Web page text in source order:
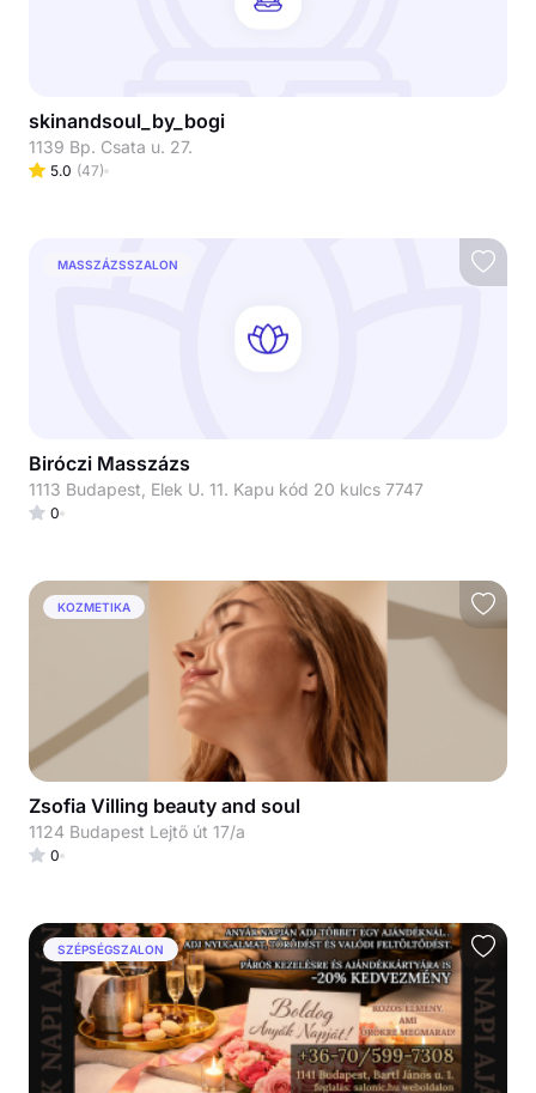
skinandsoul_by_bogi
1139 Bp. Csata u. 27.
5.0 (47)
MASSZÁZSSZALON
Biróczi Masszázs
1113 Budapest, Elek U. 11. Kapu kód 20 kulcs 7747
0
KOZMETIKA
Zsofia Villing beauty and soul
1124 Budapest Lejtő út 17/a
0
SZÉPSÉGSZALON